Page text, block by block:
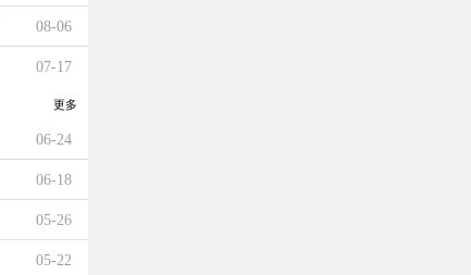
08-06
07-17
更多
06-24
06-18
05-26
05-22